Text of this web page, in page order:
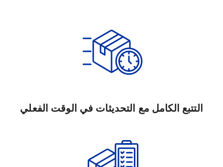
التتبع الكامل مع التحديثات في الوقت الفعلي